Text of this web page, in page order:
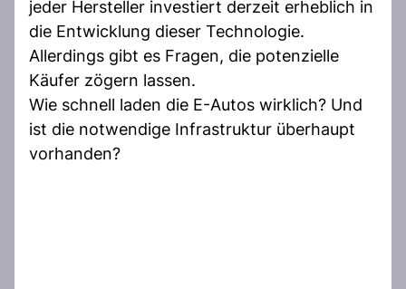
jeder Hersteller investiert derzeit erheblich in
die Entwicklung dieser Technologie.
Allerdings gibt es Fragen, die potenzielle
Käufer zögern lassen.
Wie schnell laden die E-Autos wirklich? Und
ist die notwendige Infrastruktur überhaupt
vorhanden?